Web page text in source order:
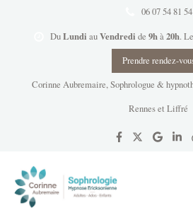
06 07 54 81 54
DuLundi auVendredi de 9hà20h. Le
Prendre rendez-
Corinne Aubremaire, Sophrologue &
Rennes et Liffré